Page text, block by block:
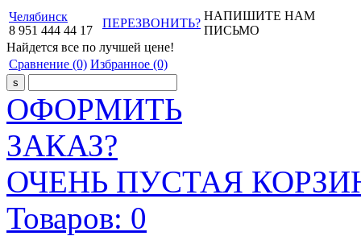
Челябинск
8 951 444 44 17
ПЕРЕЗВОНИТЬ?
НАПИШИТЕ НАМ
ПИСЬМО
Найдется все по лучшей цене!
Сравнение (0) Избранное (0)
ОФОРМИТЬ
ЗАКАЗ?
ОЧЕНЬ ПУСТАЯ
Товаров: 0